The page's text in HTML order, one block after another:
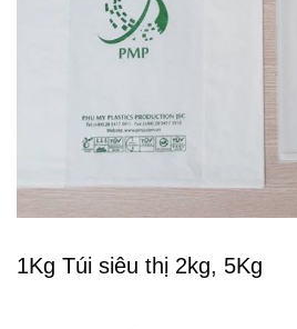
1Kg Túi siêu thị 2kg, 5Kg